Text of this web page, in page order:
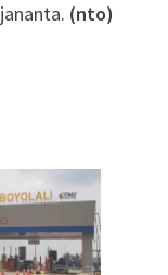
(nto)